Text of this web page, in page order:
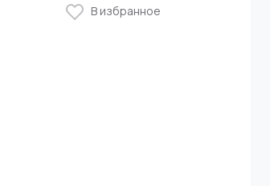
В избранное